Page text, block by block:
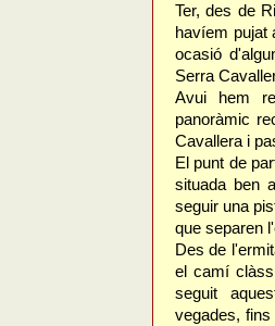
Ter, des de
havíem pujat
ocasió
Serra
Avui hem
panoràmic
Cavallera i
El punt de
situada ben
seguir una
que separen
Des de
el camí
seguit
vegades,